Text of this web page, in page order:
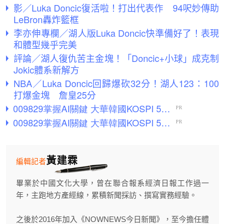
影／Luka Doncic復活啦！打出代表作 94呎妙傳助
LeBron轟炸籃框
李亦伸專欄／湖人版Luka Doncic快準備好了！表現
和體型幾乎完美
評論／湖人復仇苦主金塊！「Doncic+小球」成克制
Jokic體系新解方
NBA／Luka Doncic回歸爆砍32分！湖人123：100
打爆金塊 詹皇25分
黃建霖
編輯記者
畢業於中國文化大學，曾在聯合報系經濟日報工作過一
年，主跑地方產經線，累積新聞採訪、撰寫實務經驗。
之後於2016年加入《NOWNEWS今日新聞》，至今擔任體